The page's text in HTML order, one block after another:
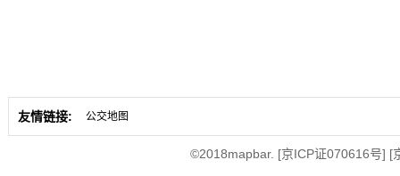
友情链接: 公交地图
©2018mapbar. [京ICP证070616号] [